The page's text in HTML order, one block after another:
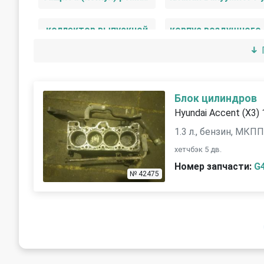
коллектор выпускной
форсунка
шкив коленвала шкив распредвала
№ 42475
Блок цилиндров
Hyundai Accent (X3)
1.3 л., бензин, МКПП
хетчбэк 5 дв.
Номер запчасти: